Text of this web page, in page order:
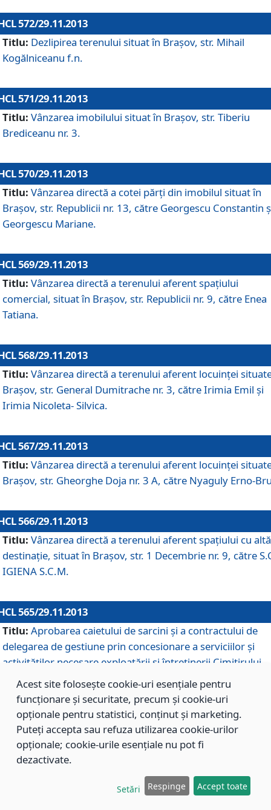
572/29.11.2013
Titlu: Dezlipirea terenului situat în Braşov, str. Mihail
Kogălniceanu f.n.
571/29.11.2013
Titlu: Vânzarea imobilului situat în Braşov, str. Tiberiu
Brediceanu nr. 3.
570/29.11.2013
Titlu: Vânzarea directă a cotei părţi din imobilul situat în
Braşov, str. Republicii nr. 13, către Georgescu Constantin
Georgescu Mariane.
569/29.11.2013
Titlu: Vânzarea directă a terenului aferent spaţiului
comercial, situat în Braşov, str. Republicii nr. 9, către Enea
Tatiana.
568/29.11.2013
Titlu: Vânzarea directă a terenului aferent locuinţei
Braşov, str. General Dumitrache nr. 3, către Irimia Emil şi
Irimia Nicoleta- Silvica.
567/29.11.2013
Titlu: Vânzarea directă a terenului aferent locuinţei
Braşov, str. Gheorghe Doja nr. 3 A, către Nyaguly Erno-
566/29.11.2013
Titlu: Vânzarea directă a terenului aferent spaţiului cu altă
destinaţie, situat în Braşov, str. 1 Decembrie nr. 9, către
IGIENA S.C.M.
565/29.11.2013
Titlu: Aprobarea caietului de sarcini şi a contractului de
delegarea de gestiune prin concesionare a serviciilor şi
activităţilor necesare exploatării şi întreţinerii Cimitirului
Municipal Braşov situat în str. Dimitrie Anghel nr. 19.
564/29.11.2013
Titlu: Completarea şi modificarea H.C.L. nr. 446/2013,
care s-a aprobat studiul de fundamentare pentru
Acest site folosește cookie-uri esențiale pentru
funcționare și securitate, precum și cookie-uri
opționale pentru statistici, conținut și marketing.
Puteți accepta sau refuza utilizarea cookie-urilor
opționale; cookie-urile esențiale nu pot fi
dezactivate.
Setări Respinge Accept toate